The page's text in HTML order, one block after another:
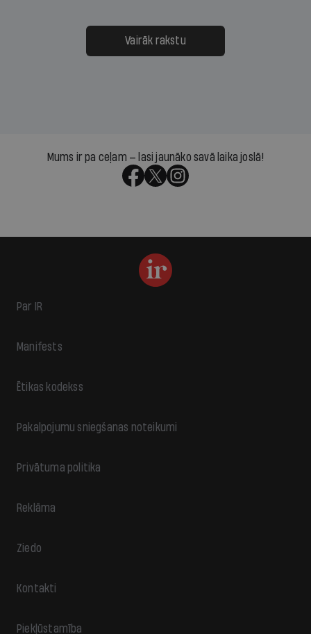
Vairāk rakstu
Mums ir pa ceļam — lasi jaunāko savā laika joslā!
Par IR
Manifests
Ētikas kodekss
Pakalpojumu sniegšanas noteikumi
Privātuma politika
Reklāma
Ziedo
Kontakti
Piekļūstamība